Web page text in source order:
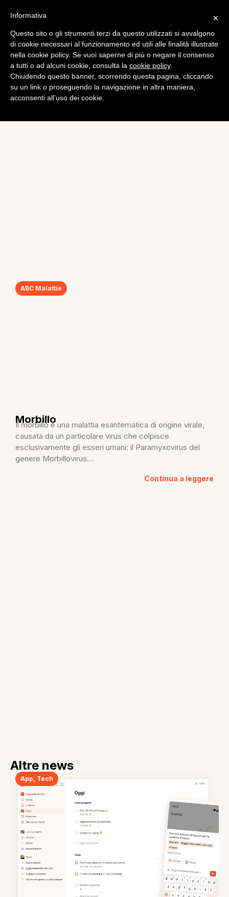
ABC Malattie
Morbillo
Il morbillo è una malattia esantematica di origine virale,
causata da un particolare virus che colpisce
esclusivamente gli esseri umani: il Paramyxovirus del
genere Morbillovirus....
Continua a leggere
Altre news
App Tech
×
Informativa
Questo sito o gli strumenti terzi da questo utilizzati si avvalgono
di cookie necessari al funzionamento ed utili alle finalità illustrate
nella cookie policy. Se vuoi saperne di più o negare il consenso
a tutti o ad alcuni cookie, consulta la cookie policy.
Chiudendo questo banner, scorrendo questa pagina, cliccando
su un link o proseguendo la navigazione in altra maniera,
acconsenti all’uso dei cookie.